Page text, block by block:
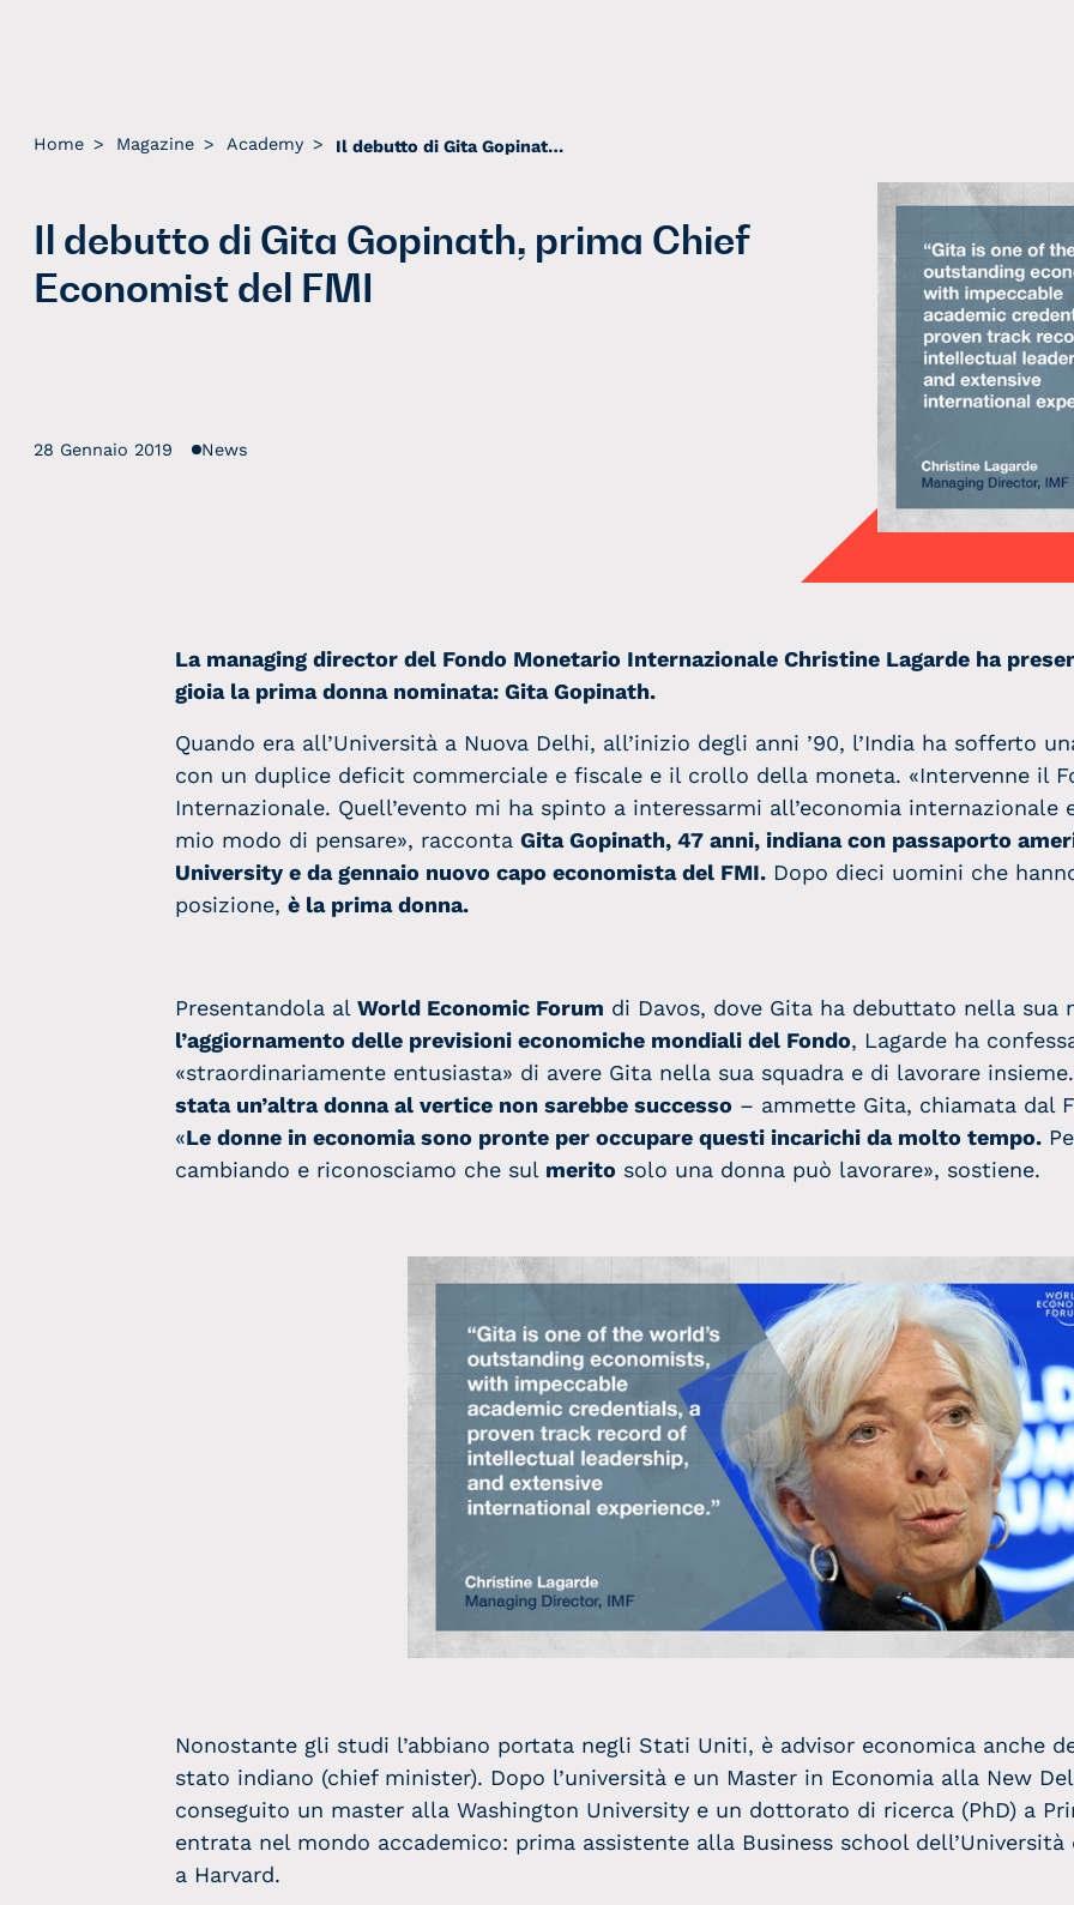
Home > Magazine > Academy > Il debutto di Gita Gopinath, prima Chief Economist del FMI
Il debutto di Gita Gopinath, prima Chief
Economist del FMI
28 Gennaio 2019 News
La managing director del Fondo Monetario Internazionale Christine Lagarde ha
gioia la prima donna nominata: Gita Gopinath.
Quando era all’Università a Nuova Delhi, all’inizio degli anni ’90, l’India ha sofferto
con un duplice deficit commerciale e fiscale e il crollo della moneta. «Intervenne il
Internazionale. Quell’evento mi ha spinto a interessarmi all’economia internazionale
mio modo di pensare», racconta Gita Gopinath, 47 anni, indiana con passaporto
University e da gennaio nuovo capo economista del FMI. Dopo dieci uomini che
posizione, è la prima donna.
Presentandola al World Economic Forum di Davos, dove Gita ha debuttato nella sua
l’aggiornamento delle previsioni economiche mondiali del Fondo, Lagarde ha
«straordinariamente entusiasta» di avere Gita nella sua squadra e di lavorare
stata un’altra donna al vertice non sarebbe successo – ammette Gita, chiamata dal
«Le donne in economia sono pronte per occupare questi incarichi da molto tempo.
cambiando e riconosciamo che sul merito solo una donna può lavorare», sostiene.
Nonostante gli studi l’abbiano portata negli Stati Uniti, è advisor economica anche
stato indiano (chief minister). Dopo l’università e un Master in Economia alla New
conseguito un master alla Washington University e un dottorato di ricerca (PhD) a
entrata nel mondo accademico: prima assistente alla Business school
a Harvard.